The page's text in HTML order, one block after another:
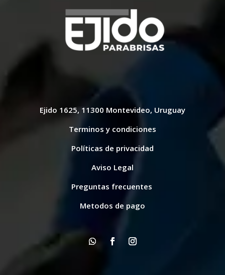
Ejido 1625, 11300 Montevideo, Uruguay
Terminos y condiciones
Políticas de privacidad
Aviso Legal
Preguntas frecuentes
Metodos de pago